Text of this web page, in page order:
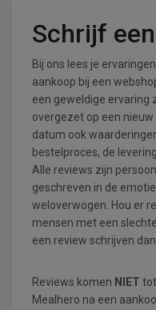
Schrijf
Bij ons lees je
aankoop bij een
een geweldige ervaring
overgezet op een
datum ook
bestelproces, de
Alle reviews zijn
geschreven in de
weloverwogen. Hou er
mensen met een
een review schrijven
Reviews komen NIET
Mealhero na een